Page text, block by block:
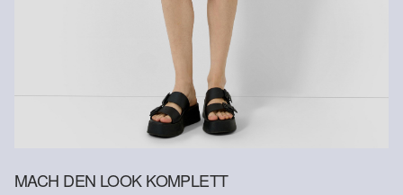
HIER online anmelden.
MACH DEN LOOK KOMPLETT